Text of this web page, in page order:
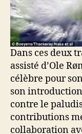
Dans ces deux
assisté d’Ole
célèbre pour
son
contre le
contributions
collaboration